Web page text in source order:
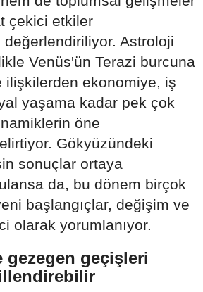
çekici etkiler
Astroloji
Venüs'ün Terazi burcuna
ilişkilerden ekonomiye, iş
yaşama kadar pek çok
öne
Gökyüzündeki
sonuçlar ortaya
da, bu dönem birçok
başlangıçlar, değişim ve
olarak yorumlanıyor.
gezegen geçişleri